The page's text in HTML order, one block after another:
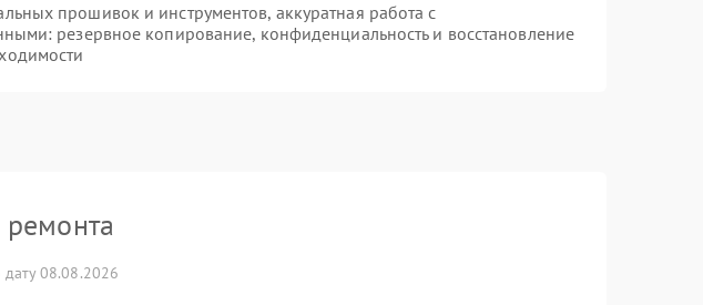
прошивок и инструментов, аккуратная работа с
резервное копирование, конфиденциальность и восстановление
08.08.2026